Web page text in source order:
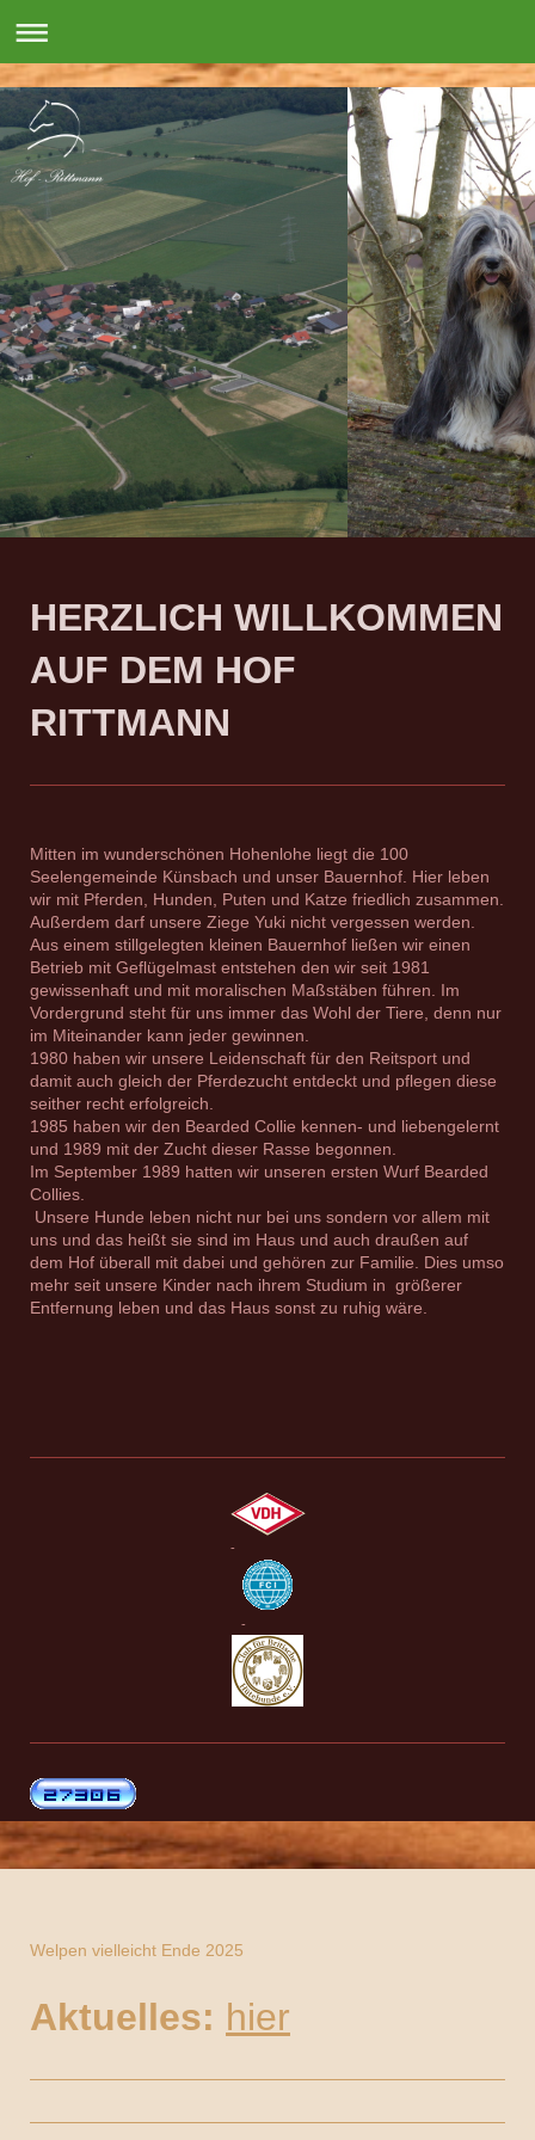
HERZLICH WILLKOMMEN
AUF DEM HOF
RITTMANN
Mitten im wunderschönen Hohenlohe liegt die 100
Seelengemeinde Künsbach und unser Bauernhof. Hier leben
wir mit Pferden, Hunden, Puten und Katze friedlich zusammen.
Außerdem darf unsere Ziege Yuki nicht vergessen werden.
Aus einem stillgelegten kleinen Bauernhof ließen wir einen
Betrieb mit Geflügelmast entstehen den wir seit 1981
gewissenhaft und mit moralischen Maßstäben führen. Im
Vordergrund steht für uns immer das Wohl der Tiere, denn nur
im Miteinander kann jeder gewinnen.
1980 haben wir unsere Leidenschaft für den Reitsport und
damit auch gleich der Pferdezucht entdeckt und pflegen diese
seither recht erfolgreich.
1985 haben wir den Bearded Collie kennen- und liebengelernt
und 1989 mit der Zucht dieser Rasse begonnen.
Im September 1989 hatten wir unseren ersten Wurf Bearded
Collies.
Unsere Hunde leben nicht nur bei uns sondern vor allem mit
uns und das heißt sie sind im Haus und auch draußen auf
dem Hof überall mit dabei und gehören zur Familie. Dies umso
mehr seit unsere Kinder nach ihrem Studium in größerer
Entfernung leben und das Haus sonst zu ruhig wäre.
-
-
Welpen vielleicht Ende 2025
Aktuelles: hier